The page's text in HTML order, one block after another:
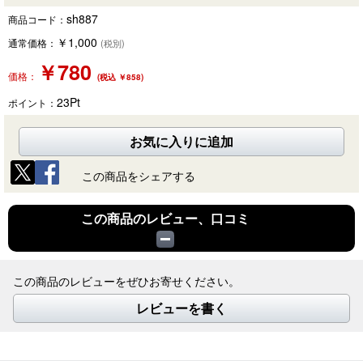
商品コード： sh887
通常価格： ￥ 1,000 (税別)
価格： ￥780 (税込 ￥858)
ポイント： 23Pt
お気に入りに追加
この商品をシェアする
この商品のレビュー、口コミ
この商品のレビューをぜひお寄せください。
レビューを書く